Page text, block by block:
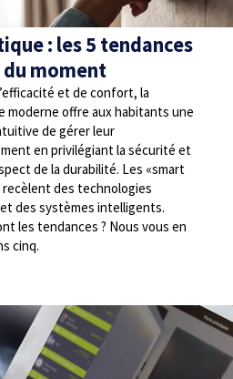
: les 5 tendances
moment
et de confort, la
moderne offre aux habitants une
de gérer leur
en privilégiant la sécurité et
de la durabilité. Les «smart
recèlent des technologies
des systèmes intelligents.
les tendances ? Nous vous en
cinq.